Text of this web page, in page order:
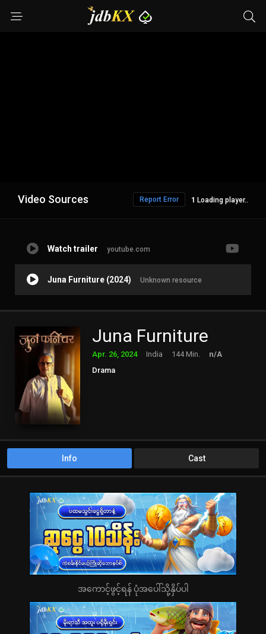
Video Sources Loading player..
Report Error
Watch trailer youtube.com
Juna Furniture (2024) Unknown resource
Juna Furniture
Apr. 26, 2024 India 144 Min.
n/A
Drama
Info Cast
အကောင့်ဖွင့်ရန် ပုံအပေါ်သို့နှိပ်ပါ